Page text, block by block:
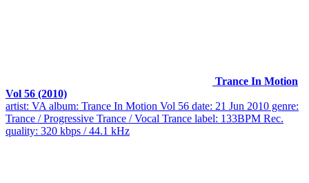
Trance In Motion
Vol 56 (2010)
artist: VA album: Trance In Motion Vol 56 date: 21 Jun 2010 genre:
Trance / Progressive Trance / Vocal Trance label: 133BPM Rec.
quality: 320 kbps / 44.1 kHz